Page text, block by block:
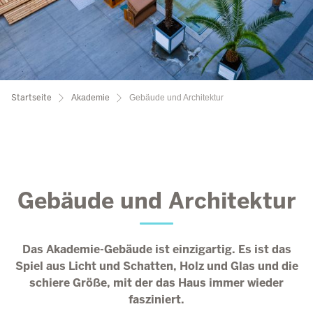
Pfadnavigation
Startseite Akademie Gebäude und Architektur
Gebäude und Architektur
Das Akademie-Gebäude ist einzigartig. Es ist das
Spiel aus Licht und Schatten, Holz und Glas und die
schiere Größe, mit der das Haus immer wieder
fasziniert.